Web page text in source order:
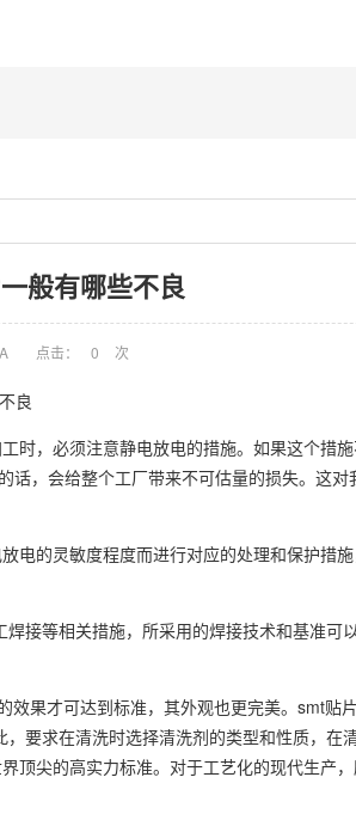
般有哪些不良
点击： 0 次
时，必须注意静电放电的措施。如果这个措
，会给整个工厂带来不可估量的损失。这对
电的灵敏度程度而进行对应的处理和保护措
接等相关措施，所采用的焊接技术和基准可
果才可达到标准，其外观也更完美。smt贴
要求在清洗时选择清洗剂的类型和性质，在
顶尖的高实力标准。对于工艺化的现代生产